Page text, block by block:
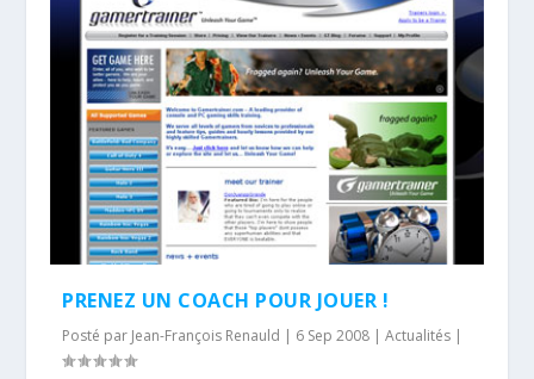
PRENEZ UN COACH POUR JOUER !
Posté par Jean-François Renauld | 6 Sep 2008 |Actualités |